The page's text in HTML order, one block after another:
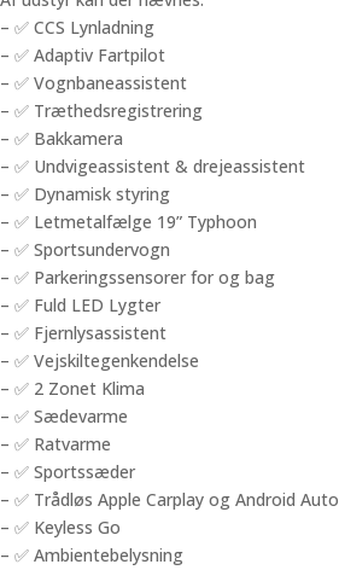
– ✅ CCS Lynladning
– ✅ Adaptiv Fartpilot
– ✅ Vognbaneassistent
– ✅ Træthedsregistrering
– ✅ Bakkamera
– ✅ Undvigeassistent & drejeassistent
– ✅ Dynamisk styring
– ✅ Letmetalfælge 19” Typhoon
– ✅ Sportsundervogn
– ✅ Parkeringssensorer for og bag
– ✅ Fuld LED Lygter
– ✅ Fjernlysassistent
– ✅ Vejskiltegenkendelse
– ✅ 2 Zonet Klima
– ✅ Sædevarme
– ✅ Ratvarme
– ✅ Sportssæder
– ✅ Trådløs Apple Carplay og Android Auto
– ✅ Keyless Go
– ✅ Ambientebelysning